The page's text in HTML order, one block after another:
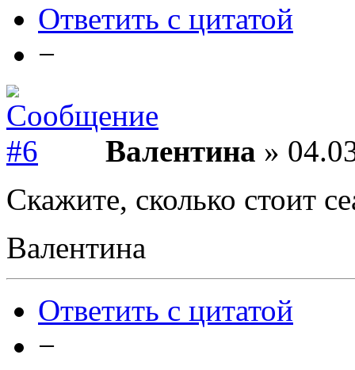
Ответить с цитатой
−
Валентина »
Скажите, сколько стоит
Валентина
Ответить с цитатой
−